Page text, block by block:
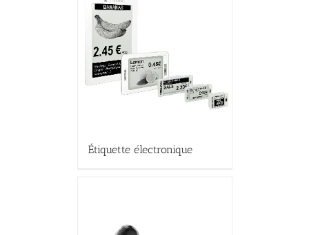
Étiquette électronique